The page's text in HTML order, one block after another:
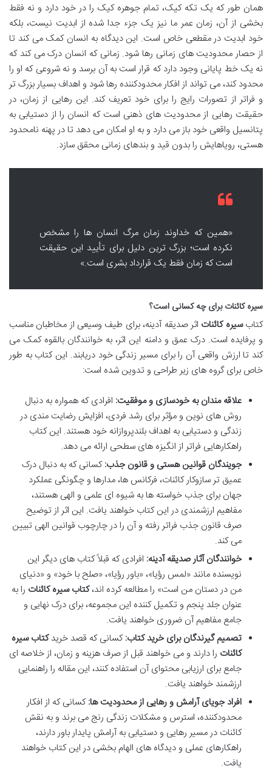
همان طور که یک تکه کیک، تمام جوهره کیک را در خود دارد و نه فقط
بخشی از آن، زمان عمر ما نیز یک جزء جدا شده از ابدیت نیست، بلکه
خود ابدیت در مقطعی خاص است. این دیدگاه به انسان کمک می کند تا
از حصار محدودیت های زمانی رها شود. زمانی که انسان درک می کند که
نه یک خط پایانی وجود دارد که قرار است به آن برسد و نه شروعی که او را
محدود کند، می تواند از افکار محدودکننده رها شود و اهداف بسیار بزرگ تر
و فراتر از تصورات رایج را برای خود تعریف کند. این رهایی از زمان، در
حقیقت رهایی از محدودیت های ذهنی است که انسان را از دستیابی به
پتانسیل واقعی خود باز می دارد و به او امکان می دهد تا در پهنه نامحدود
هستی، رویاهایش را بدون قید و بندهای زمانی محقق سازد.
«همین که خداوند زمان مرگ انسان ها را مشخص
نکرده است؛ بزرگ ترین دلیل برای تأیید این حقیقت
است که زمان فقط یک قرارداد بشری است.»
سیره کائنات برای چه کسانی است؟
کتابسیره کائنات اثر صدیقه آدینه، برای طیف وسیعی از مخاطبان مناسب
و پرفایده است. درک عمق و دامنه این اثر، به خوانندگان بالقوه کمک می
کند تا ارزش واقعی آن را برای مسیر زندگی خود دریابند. این کتاب به طور
خاص برای گروه های زیر طراحی و تدوین شده است:
علاقه مندان به خودسازی و موفقیت: افرادی که همواره به دنبال
روش های نوین و مؤثر برای رشد فردی، افزایش رضایت مندی در
زندگی و دستیابی به اهداف بلندپروازانه خود هستند. این کتاب
راهکارهایی فراتر از انگیزه های سطحی ارائه می دهد.
جویندگان قوانین هستی و قانون جذب:کسانی که به دنبال درک
عمیق تر سازوکار کائنات، فرکانس ها، مدارها و چگونگی عملکرد
جهان برای جذب خواسته ها به شیوه ای علمی و الهی هستند،
مفاهیم ارزشمندی در این کتاب خواهند یافت. این اثر از توضیح
صرف قانون جذب فراتر رفته و آن را در چارچوب قوانین الهی تبیین
می کند.
خوانندگان آثار صدیقه آدینه: افرادی که قبلاً کتاب های دیگر این
نویسنده مانند «لمس رؤیا»، «باور رؤیا»، «صلح با خود» و «دنیای
من در دستان من است» را مطالعه کرده اند،کتاب سیره کائنات را به
عنوان جلد پنجم و تکمیل کننده این مجموعه، برای درک نهایی و
جامع مفاهیم آن ضروری خواهند یافت.
تصمیم گیرندگان برای خرید کتاب:کسانی که قصد خریدکتاب سیره
کائنات را دارند و می خواهند قبل از صرف هزینه و زمان، از خلاصه ای
جامع برای ارزیابی محتوای آن استفاده کنند، این مقاله را راهنمایی
ارزشمند خواهند یافت.
افراد جویای آرامش و رهایی از محدودیت ها:کسانی که از افکار
محدودکننده، استرس و مشکلات زندگی رنج می برند و به نقش
کائنات در مسیر رهایی و دستیابی به آرامش پایدار باور دارند،
راهکارهای عملی و دیدگاه های الهام بخشی در این کتاب خواهند
یافت.